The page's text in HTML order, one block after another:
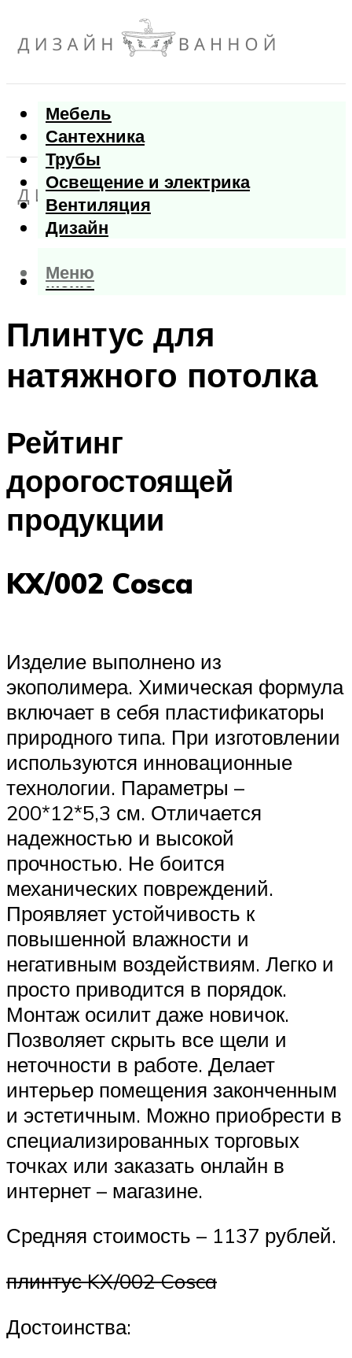
Мебель
Сантехника
Трубы
Освещение и электрика
Вентиляция
Дизайн
Меню
Меню
Плинтус для
натяжного потолка
Рейтинг
дорогостоящей
продукции
KX/002 Cosca
Изделие выполнено из
экополимера. Химическая формула
включает в себя пластификаторы
природного типа. При изготовлении
используются инновационные
технологии. Параметры –
200*12*5,3 см. Отличается
надежностью и высокой
прочностью. Не боится
механических повреждений.
Проявляет устойчивость к
повышенной влажности и
негативным воздействиям. Легко и
просто приводится в порядок.
Монтаж осилит даже новичок.
Позволяет скрыть все щели и
неточности в работе. Делает
интерьер помещения законченным
и эстетичным. Можно приобрести в
специализированных торговых
точках или заказать онлайн в
интернет – магазине.
Средняя стоимость – 1137 рублей.
плинтус KX/002 Cosca
Достоинства: